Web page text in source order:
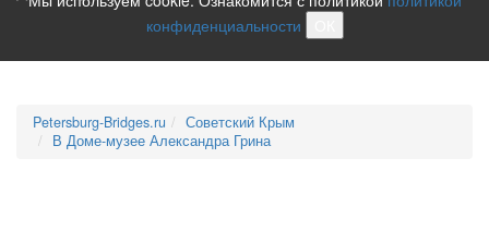
конфиденциальности
Petersburg-Bridges.ru
Советский Крым
В Доме-музее Александра Грина